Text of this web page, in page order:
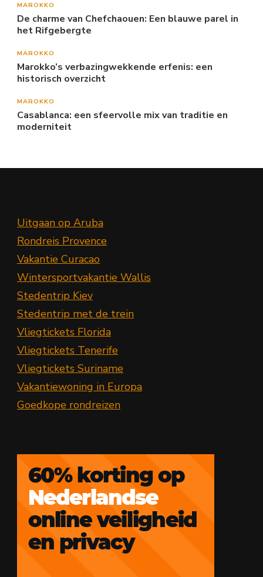
MAROKKO
De charme van Chefchaouen: Een blauwe parel in
het Rifgebergte
MAROKKO
Marokko’s verbazingwekkende erfenis: een
historisch overzicht
MAROKKO
Casablanca: een sfeervolle mix van traditie en
moderniteit
Uitgaan op Aruba
Rondreis Provence
Vakantie Curacao
Wintersportvakantie Wallis
Stedentrip Kiev
Stedentrip met de trein
Vliegtickets Florida
Vliegtickets Tenerife
Vliegtickets Suriname
Vakantiewoning in Europa
Goedkope rondreizen